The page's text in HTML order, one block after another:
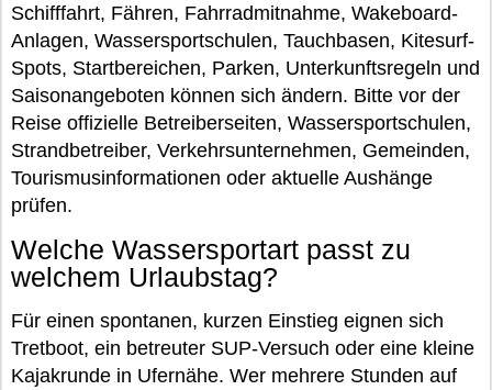
Schifffahrt, Fähren, Fahrradmitnahme, Wakeboard-
Anlagen, Wassersportschulen, Tauchbasen, Kitesurf-
Spots, Startbereichen, Parken, Unterkunftsregeln und
Saisonangeboten können sich ändern. Bitte vor der
Reise offizielle Betreiberseiten, Wassersportschulen,
Strandbetreiber, Verkehrsunternehmen, Gemeinden,
Tourismusinformationen oder aktuelle Aushänge
prüfen.
Welche Wassersportart passt zu
welchem Urlaubstag?
Für einen spontanen, kurzen Einstieg eignen sich
Tretboot, ein betreuter SUP-Versuch oder eine kleine
Kajakrunde in Ufernähe. Wer mehrere Stunden auf